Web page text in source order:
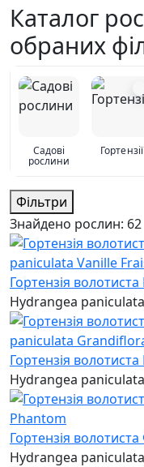
Каталог
обраних
Садові
рослини
Гортензії
Фільтри
Знайдено рослин: 62
Гортензія
Hydrangea
Гортензія
Hydrangea
Гортензія
Hydrangea